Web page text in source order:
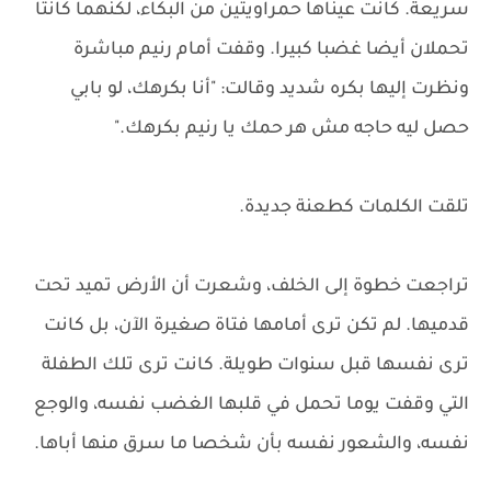
سريعة. كانت عيناها حمراويتين من البكاء، لكنهما كانتا
تحملان أيضا غضبا كبيرا. وقفت أمام رنيم مباشرة
ونظرت إليها بكره شديد وقالت: "أنا بكرهك، لو بابي
حصل ليه حاجه مش هر حمك يا رنيم بكرهك."
تلقت الكلمات كطعنة جديدة.
تراجعت خطوة إلى الخلف، وشعرت أن الأرض تميد تحت
قدميها. لم تكن ترى أمامها فتاة صغيرة الآن، بل كانت
ترى نفسها قبل سنوات طويلة. كانت ترى تلك الطفلة
التي وقفت يوما تحمل في قلبها الغضب نفسه، والوجع
نفسه، والشعور نفسه بأن شخصا ما سرق منها أباها.